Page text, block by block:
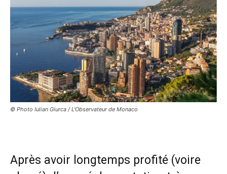
© Photo Iulian Giurca / L'Observateur de Monaco
Après avoir longtemps profité (voire